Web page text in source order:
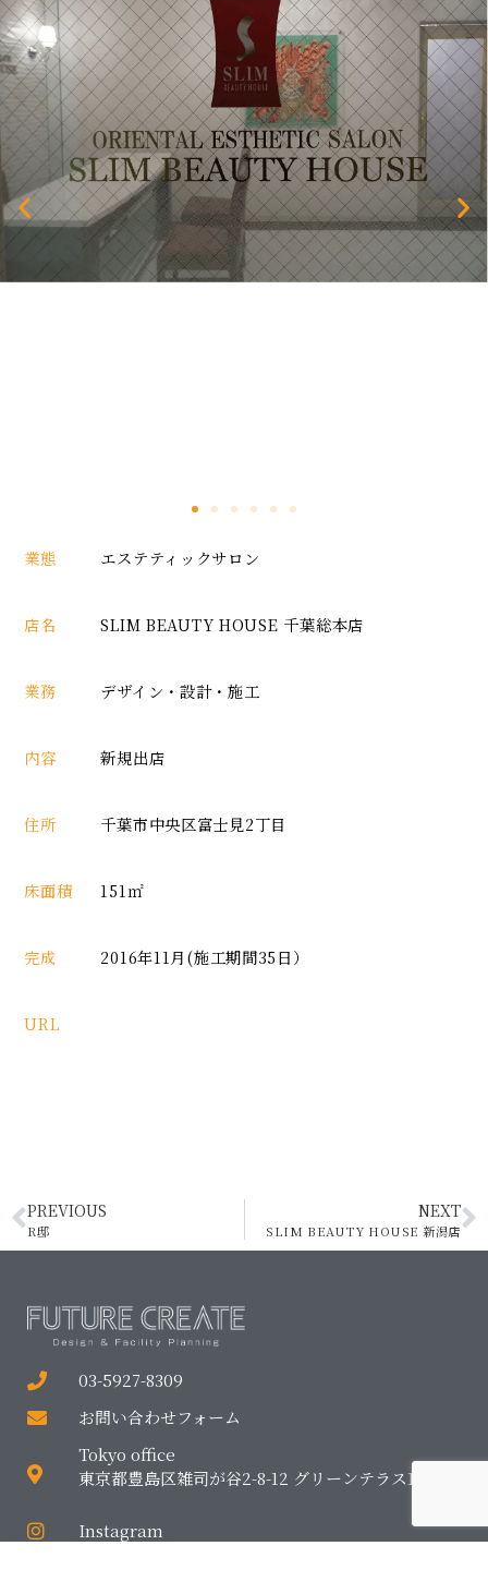
業態 エステティックサロン
店名 SLIM BEAUTY HOUSE 千葉総本店
業務 デザイン・設計・施工
内容 新規出店
住所 千葉市中央区富士見2丁目
床面積 151㎡
完成 2016年11月(施工期間35日）
URL
PREVIOUS
R邸
NEXT
SLIM BEAUTY HOUSE 新潟店
03-5927-8309
お問い合わせフォーム
Tokyo office
東京都豊島区雑司が谷2-8-12 グリーンテラス1F
Instagram